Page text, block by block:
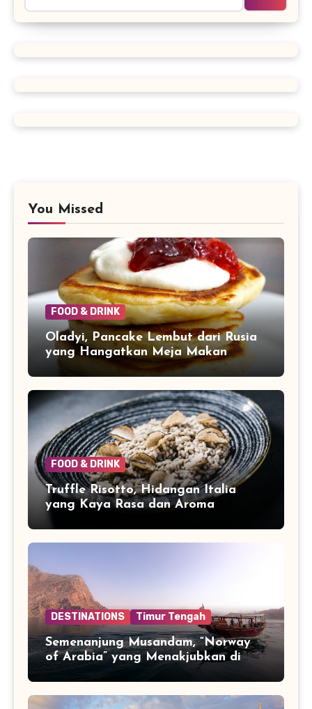
You Missed
FOOD & DRINK
Oladyi, Pancake Lembut dari Rusia
yang Hangatkan Meja Makan
FOOD & DRINK
Truffle Risotto, Hidangan Italia
yang Kaya Rasa dan Aroma
DESTINATIONS Timur Tengah
Semenanjung Musandam, “Norway
of Arabia” yang Menakjubkan di
Ujung Jazirah Arab